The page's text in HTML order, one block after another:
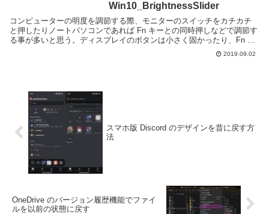
Win10_BrightnessSlider
コンピューターの明度を調節する際、モニターのスイッチをカチカチ
と押したりノートパソコンであれば Fn キーとの同時押しなどで調節す
る事が多いと思う。ディスプレイのボタンは小さく固かったり、Fn キ
2019.09.02
スマホ版 Discord のデザインを昔に戻す方
法
OneDrive のバージョン履歴機能でファイ
ルを以前の状態に戻す